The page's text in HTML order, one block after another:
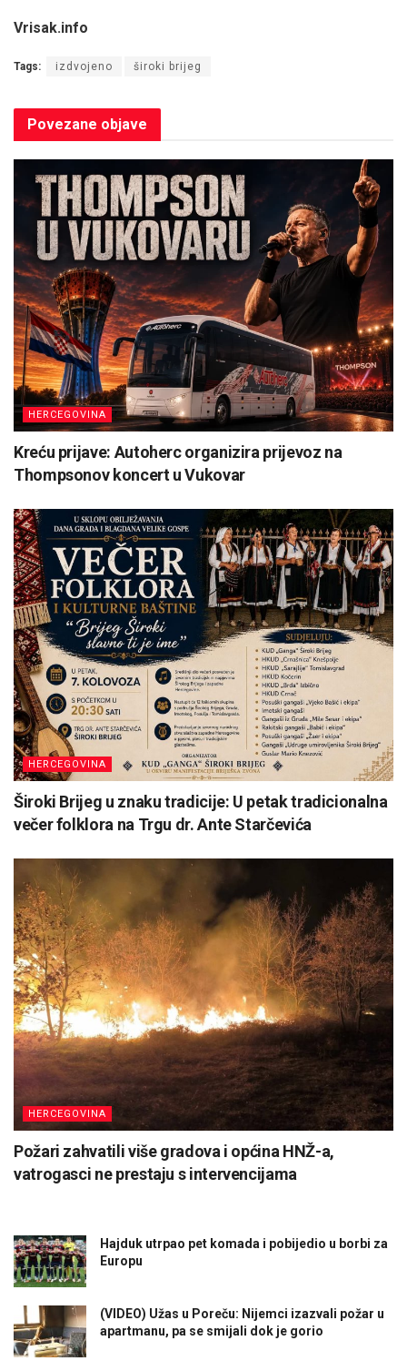
Vrisak.info
Tags: izdvojeno široki brijeg
Povezane objave
HERCEGOVINA
Kreću prijave: Autoherc organizira prijevoz na
Thompsonov koncert u Vukovar
HERCEGOVINA
Široki Brijeg u znaku tradicije: U petak tradicionalna
večer folklora na Trgu dr. Ante Starčevića
HERCEGOVINA
Požari zahvatili više gradova i općina HNŽ-a,
vatrogasci ne prestaju s intervencijama
Hajduk utrpao pet komada i pobijedio u borbi za
Europu
(VIDEO) Užas u Poreču: Nijemci izazvali požar u
apartmanu, pa se smijali dok je gorio